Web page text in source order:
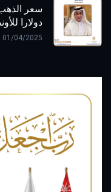
دولارا
01/04/2025